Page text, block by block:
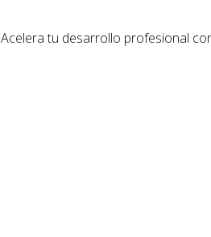
Acelera tu desarrollo profesional